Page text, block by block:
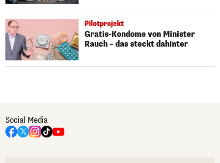
Pilotprojekt
Gratis-Kondome von Minister
Rauch – das steckt dahinter
Social Media